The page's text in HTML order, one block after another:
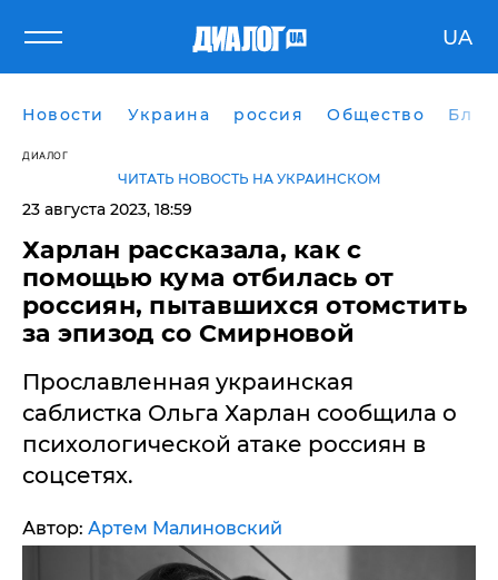
UA
Новости Украина россия Общество
ДИАЛОГ
ЧИТАТЬ НОВОСТЬ НА УКРАИНСКОМ
23 августа 2023, 18:59
Харлан рассказала, как с
помощью кума отбилась от
россиян, пытавшихся отомстить
за эпизод со Смирновой
Прославленная украинская
саблистка Ольга Харлан сообщила о
психологической атаке россиян в
соцсетях.
Автор: Артем Малиновский